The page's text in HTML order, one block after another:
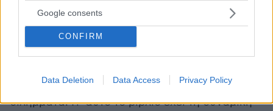
Google consents
CONFIRM
Data Deletion Data Access Privacy Policy
αληθινός αγώνας δεν δίνεται έξω, αλλά μέσα
του. Αυτό είναι το μεγάλο του επίτευγμα.
Μετατρέπει τον αθλητισμό σε καθρέφτη ζωής.
Ο αναγνώστης δεν συναντά μόνο αθλητές και
πτώσεις, επιστροφές, σχέσεις, αξίες και ηθικά
διλήμματα. Γι’ αυτό το βιβλίο έχει τη δυναμική